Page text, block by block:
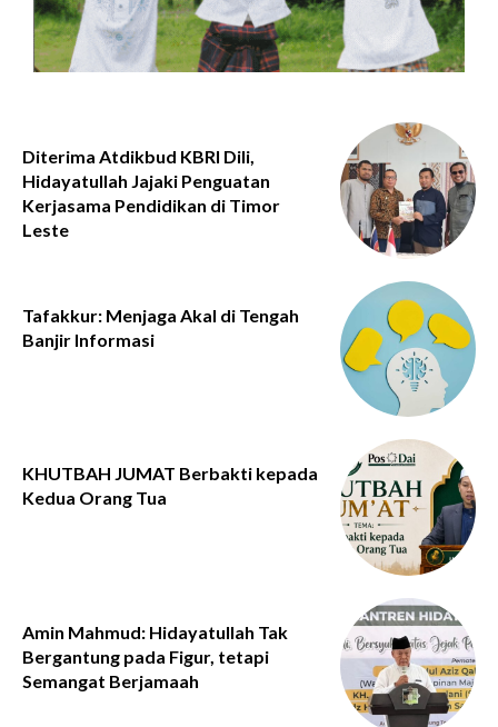
Diterima Atdikbud KBRI Dili,
Hidayatullah Jajaki Penguatan
Kerjasama Pendidikan di Timor
Leste
Tafakkur: Menjaga Akal di Tengah
Banjir Informasi
KHUTBAH JUMAT Berbakti kepada
Kedua Orang Tua
Amin Mahmud: Hidayatullah Tak
Bergantung pada Figur, tetapi
Semangat Berjamaah